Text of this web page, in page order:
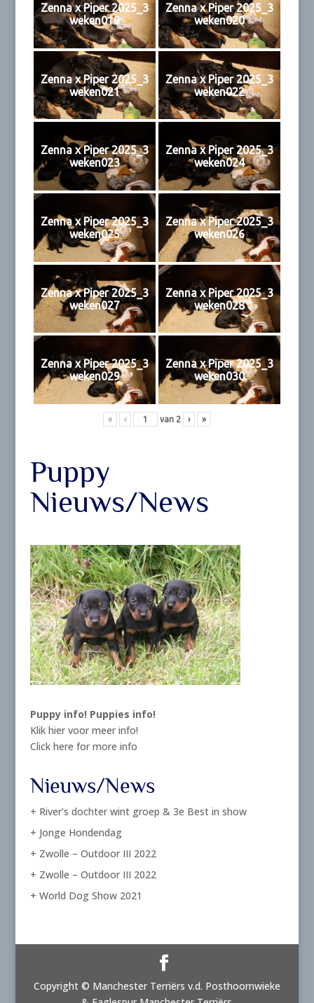
Zenna x Piper 2025_3
weken019
Zenna x Piper 2025_3
weken020
Zenna x Piper 2025_3
weken021
Zenna x Piper 2025_3
weken022
Zenna x Piper 2025_3
weken023
Zenna x Piper 2025_3
weken024
Zenna x Piper 2025_3
weken025
Zenna x Piper 2025_3
weken026
Zenna x Piper 2025_3
weken027
Zenna x Piper 2025_3
weken028
Zenna x Piper 2025_3
weken029
Zenna x Piper 2025_3
weken030
« ‹ van 2 › »
Puppy
Nieuws/News
Puppy info! Puppies info!
Klik hier voor meer info!
Click here for more info
Nieuws/News
+ River’s dochter wint groep & 3e Best in show
+ Jonge Hondendag
+ Zwolle – Outdoor III 2022
+ Zwolle – Outdoor III 2022
+ World Dog Show 2021
Copyright © Manchester Terriërs v.d. Posthoornwieke